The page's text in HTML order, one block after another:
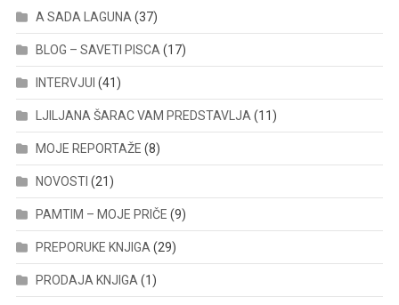
A SADA LAGUNA (37)
BLOG – SAVETI PISCA (17)
INTERVJUI (41)
LJILJANA ŠARAC VAM PREDSTAVLJA (11)
MOJE REPORTAŽE (8)
NOVOSTI (21)
PAMTIM – MOJE PRIČE (9)
PREPORUKE KNJIGA (29)
PRODAJA KNJIGA (1)